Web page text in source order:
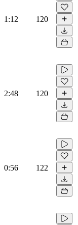
1:12 120
2:48 120
0:56 122